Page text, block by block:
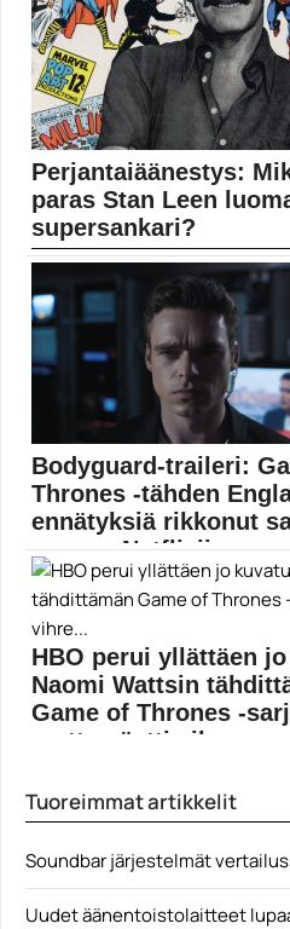
Perjantaiäänestys:
paras Stan Leen
supersankari?
Stan Lee on kuollut – kauan eläköön
Elokuvauutiset
Bodyguard-traileri:
Thrones -tähden
ennätyksiä rikkonut
saapuu Netflixiin
BBC:n Bodyguard-sarja keräsi
BBC One
HBO perui yllättäen
Naomi Wattsin
Game of Thrones -
mutta näytti vihre...
spinoff-sarjojen...
Tuoreimmat artikkelit
Soundbar järjestelmät
Uudet äänentoistolaitteet